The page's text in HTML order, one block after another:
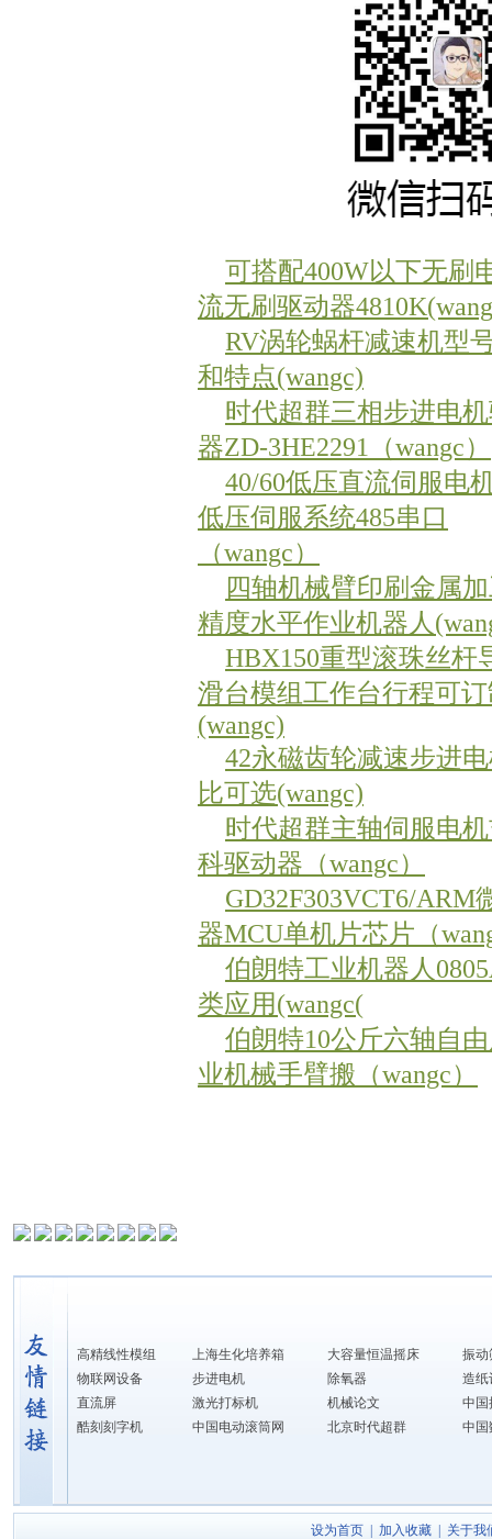
可搭配400W以下无刷
流无刷驱动器
RV涡轮蜗杆减速机型
和特点(wangc)
时代超群三相步进电
器ZD-3HE2291（wangc）
40/60低压直流伺服电
低压伺服系统485串口
（wangc）
四轴机械臂印刷金属
精度水平作业机器人
HBX150重型滚珠丝杆
滑台模组工作台行程可
(wangc)
42永磁齿轮减速步进
比可选(wangc)
时代超群主轴伺服电
科驱动器（wangc）
GD32F303VCT6/ARM
器MCU单机片芯片（
伯朗特工业机器人
类应用(wangc(
伯朗特10公斤六轴自
业机械手臂搬（wangc）
高精线性模组 上海生化培养箱 大容量恒温摇床
振动
物联网设备
步进电机 除氧器
造纸
直流屏
激光打标机 机械论文
中国
酷刻刻字机
中国电动滚筒网 北京时代超群 中国
设为首页| 加入收藏| 关于我